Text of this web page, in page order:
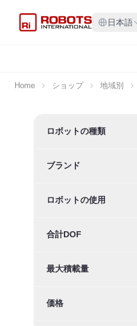
日本語
Home ショップ 地域別
Skip to product list
ロボットの種類
ブランド
ロボットの使用
合計DOF
最大積載量
価格